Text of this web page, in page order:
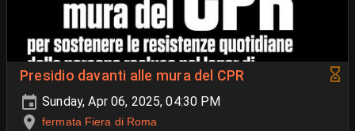
Presidio davanti alle mura del CPR
Sunday, Apr 06, 2025, 04:30 PM
fermata Fiera di Roma